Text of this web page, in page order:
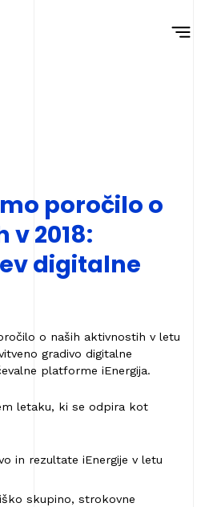
poročilo o
2018:
digitalne
o naših aktivnostih v letu
gradivo digitalne
platforme iEnergija.
letaku, ki se odpira kot
in rezultate iEnergije v letu
skupino, strokovne